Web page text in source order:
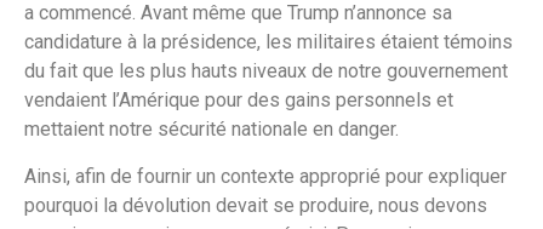
a commencé. Avant même que Trump n’annonce sa
candidature à la présidence, les militaires étaient témoins
du fait que les plus hauts niveaux de notre gouvernement
vendaient l’Amérique pour des gains personnels et
mettaient notre sécurité nationale en danger.
Ainsi, afin de fournir un contexte approprié pour expliquer
pourquoi la dévolution devait se produire, nous devons